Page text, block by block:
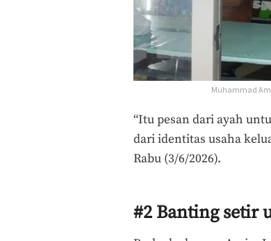
Muhammad
“Itu pesan dari ayah
dari identitas usaha
Rabu (3/6/2026).
#2 Banting setir